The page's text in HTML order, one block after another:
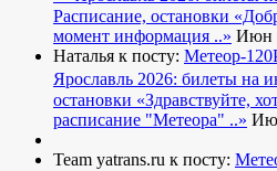
Расписание, остановки
момент информация ..» Июн
Наталья к посту: Метеор-
Ярославль 2026: билеты на
остановки «Здравствуйте,
расписание "Метеора" ..»
Team yatrans.ru к посту: